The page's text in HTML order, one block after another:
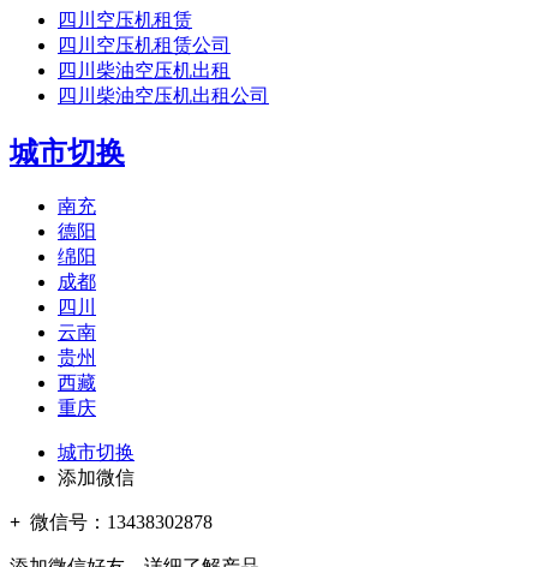
四川空压机租赁
四川空压机租赁公司
四川柴油空压机出租
四川柴油空压机出租公司
城市切换
南充
德阳
绵阳
成都
四川
云南
贵州
西藏
重庆
城市切换
添加微信
+ 微信号： 13438302878